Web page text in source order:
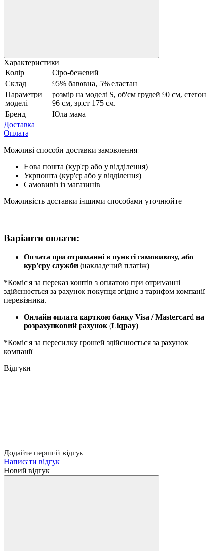
Характеристики
Колір
Сіро-бежевий
Склад
95% бавовна, 5% еластан
Параметри
моделі
розмір на моделі S, об'єм грудей 90 см, стегон
96 см, зріст 175 см.
Бренд
Юла мама
Доставка
Оплата
Можливі способи доставки замовлення:
Нова пошта (кур'єр або у відділення)
Укрпошта (кур'єр або у відділення)
Самовивіз із магазинів
Можливість доставки іншими способами уточнюйте
Варіанти оплати:
Оплата при отриманні в пункті самовивозу, або
кур'єру служби (накладений платіж)
*Комісія за переказ коштів з оплатою при отриманні
здійснюється за рахунок покупця згідно з тарифом компанії
перевізника.
Онлайн оплата карткою банку Visa / Mastercard на
розрахунковий рахунок (Liqpay)
*Комісія за пересилку грошей здійснюється за рахунок
компанії
Відгуки
Додайте перший відгук
Написати відгук
Новий відгук